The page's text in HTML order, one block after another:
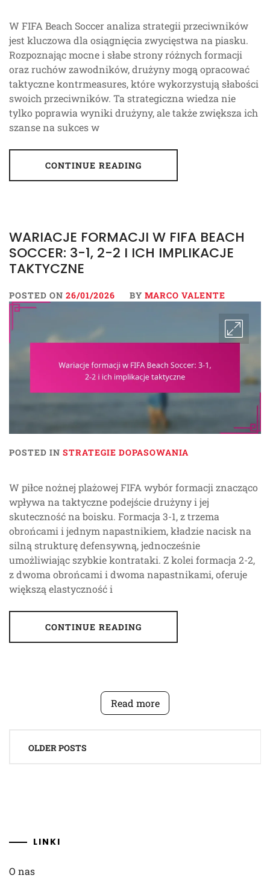
W FIFA Beach Soccer analiza strategii przeciwników
jest kluczowa dla osiągnięcia zwycięstwa na piasku.
Rozpoznając mocne i słabe strony różnych formacji
oraz ruchów zawodników, drużyny mogą opracować
taktyczne kontrmeasures, które wykorzystują słabości
swoich przeciwników. Ta strategiczna wiedza nie
tylko poprawia wyniki drużyny, ale także zwiększa ich
szanse na sukces w
CONTINUE READING
WARIACJE FORMACJI W FIFA BEACH
SOCCER: 3-1, 2-2 I ICH IMPLIKACJE
TAKTYCZNE
POSTED ON 26/01/2026 BY MARCO VALENTE
POSTED IN STRATEGIE DOPASOWANIA
W piłce nożnej plażowej FIFA wybór formacji znacząco
wpływa na taktyczne podejście drużyny i jej
skuteczność na boisku. Formacja 3-1, z trzema
obrońcami i jednym napastnikiem, kładzie nacisk na
silną strukturę defensywną, jednocześnie
umożliwiając szybkie kontrataki. Z kolei formacja 2-2,
z dwoma obrońcami i dwoma napastnikami, oferuje
większą elastyczność i
CONTINUE READING
Read more
navigation
OLDER POSTS
LINKI
O nas